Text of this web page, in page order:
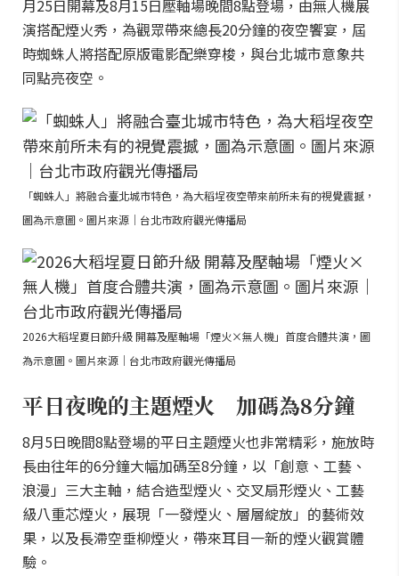
月25日開幕及8月15日壓軸場晚間8點登場，由無人機展
演搭配煙火秀，為觀眾帶來總長20分鐘的夜空饗宴，屆
時蜘蛛人將搭配原版電影配樂穿梭，與台北城市意象共
同點亮夜空。
「蜘蛛人」將融合臺北城市特色，為大稻埕夜空帶來前所未有的視覺震撼，
圖為示意圖。圖片來源｜台北市政府觀光傳播局
2026大稻埕夏日節升級 開幕及壓軸場「煙火×無人機」首度合體共演，圖
為示意圖。圖片來源｜台北市政府觀光傳播局
平日夜晚的主題煙火 加碼為8分鐘
8月5日晚間8點登場的平日主題煙火也非常精彩，施放時
長由往年的6分鐘大幅加碼至8分鐘，以「創意、工藝、
浪漫」三大主軸，結合造型煙火、交叉扇形煙火、工藝
級八重芯煙火，展現「一發煙火、層層綻放」的藝術效
果，以及長滯空垂柳煙火，帶來耳目一新的煙火觀賞體
驗。